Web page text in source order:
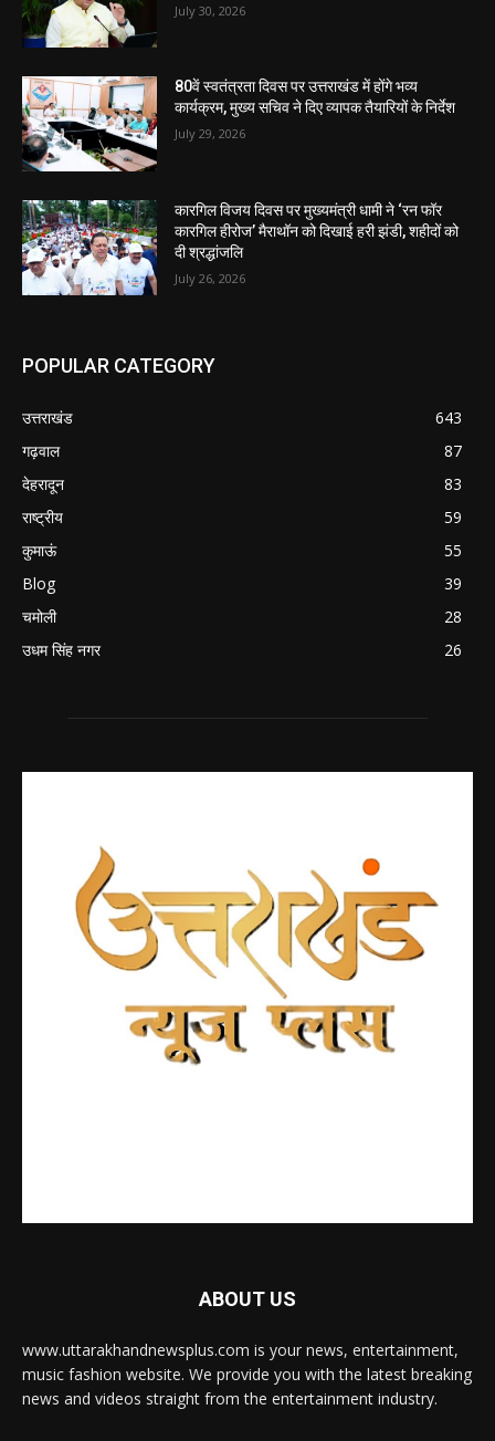
July 30, 2026
80वें स्वतंत्रता दिवस पर उत्तराखंड में होंगे भव्य
कार्यक्रम, मुख्य सचिव ने दिए व्यापक तैयारियों के निर्देश
July 29, 2026
कारगिल विजय दिवस पर मुख्यमंत्री धामी ने ‘रन फॉर
कारगिल हीरोज’ मैराथॉन को दिखाई हरी झंडी, शहीदों को
दी श्रद्धांजलि
July 26, 2026
POPULAR CATEGORY
उत्तराखंड
643
गढ़वाल
87
देहरादून
83
राष्ट्रीय
59
कुमाऊं
55
Blog
39
चमोली
28
उधम सिंह नगर
26
ABOUT US
www.uttarakhandnewsplus.com is your news, entertainment,
music fashion website. We provide you with the latest breaking
news and videos straight from the entertainment industry.